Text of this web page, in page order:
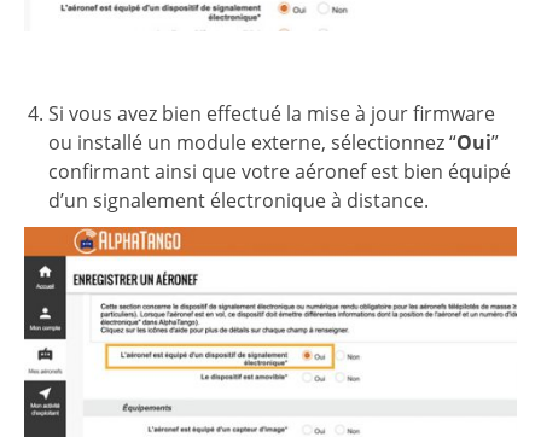
Si vous avez bien effectué la mise à jour firmware
ou installé un module externe, sélectionnez “Oui”
confirmant ainsi que votre aéronef est bien équipé
d’un signalement électronique à distance.